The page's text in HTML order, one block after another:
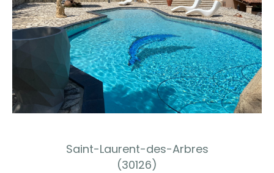
Saint-Laurent-des-Arbres
(30126)